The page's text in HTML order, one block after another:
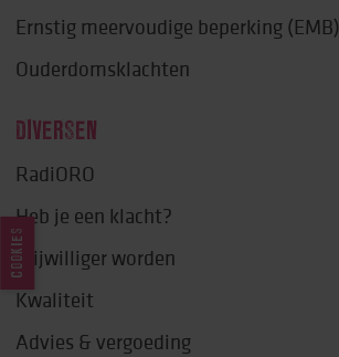
Ernstig meervoudige beperking (EMB)
Ouderdomsklachten
DIVERSEN
RadiORO
Heb je een klacht?
Vrijwilliger worden
Kwaliteit
Advies & vergoeding
COOKIES